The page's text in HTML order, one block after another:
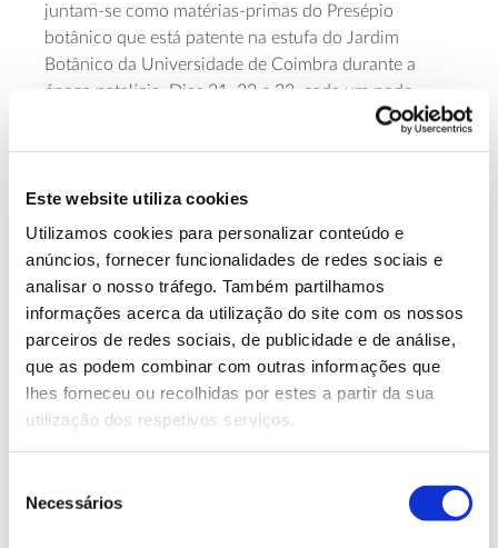
Este website utiliza cookies
Utilizamos cookies para personalizar conteúdo e
anúncios, fornecer funcionalidades de redes sociais e
analisar o nosso tráfego. Também partilhamos
informações acerca da utilização do site com os nossos
parceiros de redes sociais, de publicidade e de análise,
que as podem combinar com outras informações que
lhes forneceu ou recolhidas por estes a partir da sua
utilização dos respetivos serviços.
Necessários
juntam-se como matérias-primas do Presépio
botânico que está patente na estufa do Jardim
Botânico da Universidade de Coimbra durante a
época natalícia. Dias 21, 22 e 23, cada um pode
fazer o seu próprio presépio, também ele botânico,
jardim.botanico@uc.pt ou telefone 239855215.
Saiba mais sobre a iniciativa
13.07.2026
Genoma do priolo e de outras espécies em risco:
conhecer para conservar